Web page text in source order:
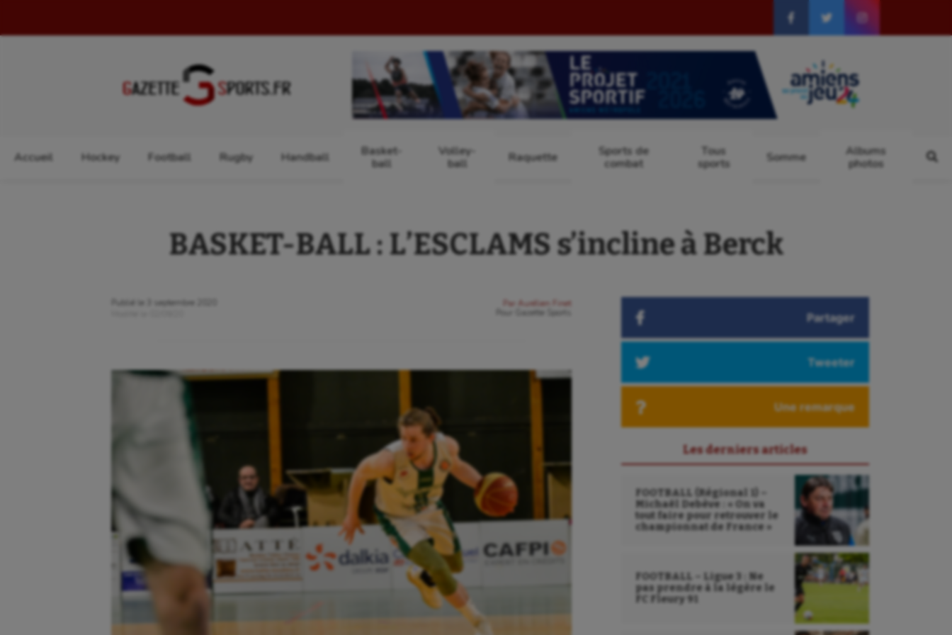
Accueil Hockey Football Rugby Handball
Basket-
ball
Volley-
ball
Raquette
Sports de
combat
Tous
sports
Somme
Albums
photos
BASKET-BALL : L’ESCLAMS s’incline à Berck
Publié le
3 septembre 2020
Par
Aurélien Finet
Gazette Sports Partager
Tweeter
Une remarque
Les derniers articles
FOOTBALL (Régional 1) –
Michaël Debève : « On va
tout faire pour retrouver le
championnat de France »
FOOTBALL – Ligue 3 : Ne
pas prendre à la légère le
FC Fleury 91